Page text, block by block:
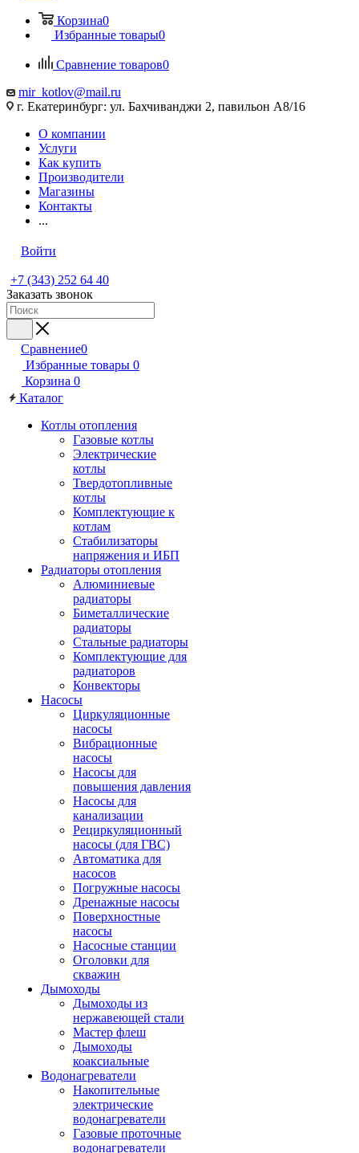
Корзина0
Избранные товары0
Сравнение товаров0
mir_kotlov@mail.ru
г. Екатеринбург: ул. Бахчиванджи 2, павильон А8/16
О компании
Услуги
Как купить
Производители
Магазины
Контакты
...
Войти
+7 (343) 252 64 40
Заказать звонок
Сравнение0
Избранные товары 0
Корзина 0
Каталог
Котлы отопления
Газовые котлы
Электрические
котлы
Твердотопливные
котлы
Комплектующие к
котлам
Стабилизаторы
напряжения и ИБП
Радиаторы отопления
Алюминиевые
радиаторы
Биметаллические
радиаторы
Стальные радиаторы
Комплектующие для
радиаторов
Конвекторы
Насосы
Циркуляционные
насосы
Вибрационные
насосы
Насосы для
повышения давления
Насосы для
канализации
Рециркуляционный
насосы (для ГВС)
Автоматика для
насосов
Погружные насосы
Дренажные насосы
Поверхностные
насосы
Насосные станции
Оголовки для
скважин
Дымоходы
Дымоходы из
нержавеющей стали
Мастер флеш
Дымоходы
коаксиальные
Водонагреватели
Накопительные
электрические
водонагреватели
Газовые проточные
водонагреватели